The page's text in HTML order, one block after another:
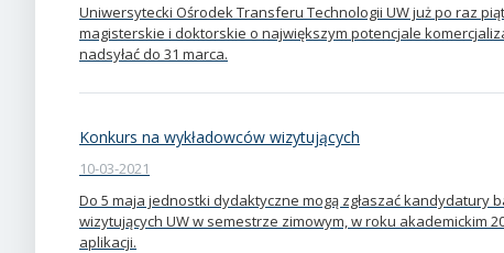
Uniwersytecki Ośrodek Transferu Technologii UW już po raz
magisterskie i doktorskie o największym potencjale
nadsyłać do 31 marca.
Konkurs na wykładowców wizytujących
10-03-2021
Do 5 maja jednostki dydaktyczne mogą zgłaszać kandydatury
wizytujących UW w semestrze zimowym, w roku akademickim
aplikacji.